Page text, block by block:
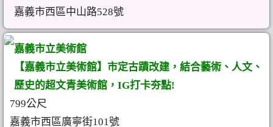
嘉義市西區中山路528號
嘉義市立美術館
【嘉義市立美術館】市定古蹟改建，結合藝術、人文、
歷史的超文青美術館，IG打卡夯點!
799公尺
嘉義市西區廣寧街101號